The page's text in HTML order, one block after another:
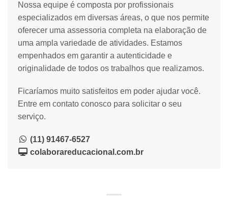
Nossa equipe é composta por profissionais
especializados em diversas áreas, o que nos permite
oferecer uma assessoria completa na elaboração de
uma ampla variedade de atividades. Estamos
empenhados em garantir a autenticidade e
originalidade de todos os trabalhos que realizamos.
Ficaríamos muito satisfeitos em poder ajudar você.
Entre em contato conosco para solicitar o seu
serviço.
(11) 91467-6527
colaborareducacional.com.br